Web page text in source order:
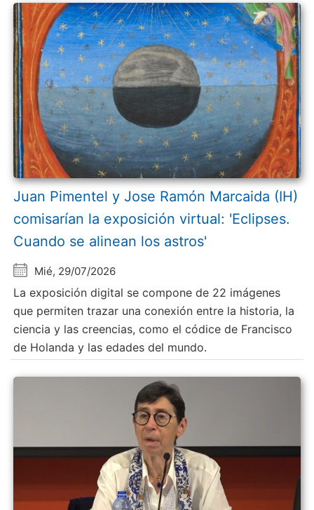
Juan Pimentel y Jose Ramón Marcaida (IH)
comisarían la exposición virtual: 'Eclipses.
Cuando se alinean los astros'
Mié, 29/07/2026
La exposición digital se compone de 22 imágenes
que permiten trazar una conexión entre la historia, la
ciencia y las creencias, como el códice de Francisco
de Holanda y las edades del mundo.